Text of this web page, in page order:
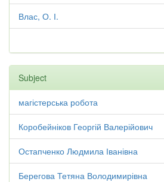
Влас, О. І.
Subject
магістерська робота
Коробейніков Георгій Валерійович
Остапченко Людмила Іванівна
Берегова Тетяна Володимирівна